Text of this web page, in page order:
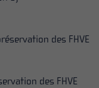
des FHVE
des FHVE